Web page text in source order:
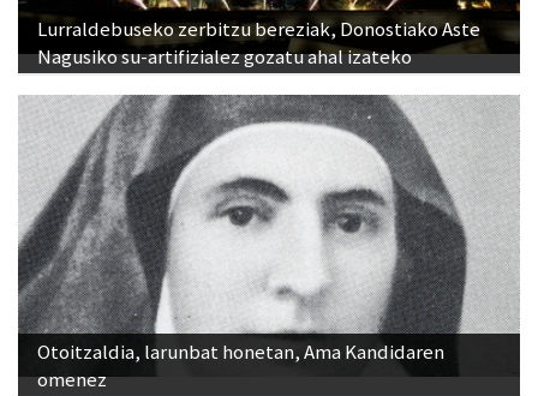
Lurraldebuseko zerbitzu bereziak, Donostiako Aste
Nagusiko su-artifizialez gozatu ahal izateko
Otoitzaldia, larunbat honetan, Ama Kandidaren
omenez